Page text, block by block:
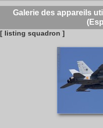
Galerie des appareils
[ listing squadron ]